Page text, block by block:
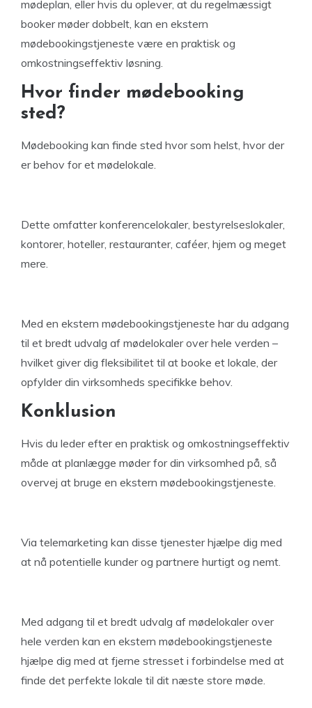
mødeplan, eller hvis du oplever, at du regelmæssigt
booker møder dobbelt, kan en ekstern
mødebookingstjeneste være en praktisk og
omkostningseffektiv løsning.
Hvor finder mødebooking
sted?
Mødebooking kan finde sted hvor som helst, hvor der
er behov for et mødelokale.
Dette omfatter konferencelokaler, bestyrelseslokaler,
kontorer, hoteller, restauranter, caféer, hjem og meget
mere.
Med en ekstern mødebookingstjeneste har du adgang
til et bredt udvalg af mødelokaler over hele verden –
hvilket giver dig fleksibilitet til at booke et lokale, der
opfylder din virksomheds specifikke behov.
Konklusion
Hvis du leder efter en praktisk og omkostningseffektiv
måde at planlægge møder for din virksomhed på, så
overvej at bruge en ekstern mødebookingstjeneste.
Via telemarketing kan disse tjenester hjælpe dig med
at nå potentielle kunder og partnere hurtigt og nemt.
Med adgang til et bredt udvalg af mødelokaler over
hele verden kan en ekstern mødebookingstjeneste
hjælpe dig med at fjerne stresset i forbindelse med at
finde det perfekte lokale til dit næste store møde.